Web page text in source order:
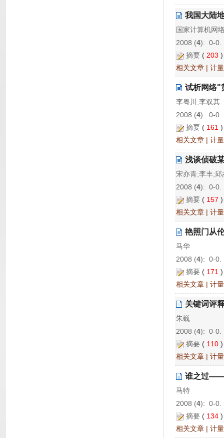
我国大陆
国家计算机网
2008 (4): 0-0.
摘要 ( 203
相关文章 | 计
试析网络"
李粤川;李双其
2008 (4): 0-0.
摘要 ( 161
相关文章 | 计
浅谈侦破
宋亦青;李丰;邱
2008 (4): 0-0.
摘要 ( 157
相关文章 | 计
艳照门从
马华
2008 (4): 0-0.
摘要 ( 171
相关文章 | 计
关键词评
朱巍
2008 (4): 0-0.
摘要 ( 110
相关文章 | 计
谁之过
马特
2008 (4): 0-0.
摘要 ( 134
相关文章 | 计